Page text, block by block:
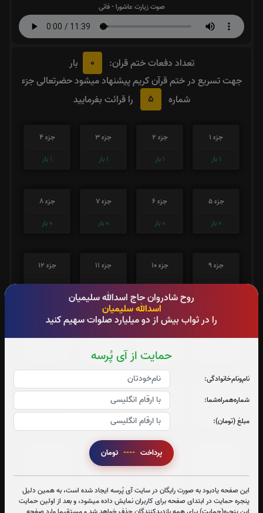
روح شادروان حاج اسدالله سلیمیان
اسدالله سلیمیان
را در ثواب بیش از دو میلیارد صلوات سهیم کنید
حمایت از آی پُرسه
نام‌و‌نام‌خانوادگی:
شماره‌همراه‌شما:
مبلغ (تومان):
پرداخت ----
این صفحه یادبود به صورت رایگان در سایت آی پُرسه ایجاد شده است، به همین دلیل
پنجره حمایت در ابتدای صفحه برای کاربران نمایش داده میشود، و بعد از اولین حمایت
صوت زیارت عاشورا - فانی
تعداد دفعات ختم قران: 0
بار
جهت تسریع در ختم قرآن کریم پیشنهاد میشود حضرتعالی جزء
شماره
5 را قرائت بفرمایید
جزء 1
1 بار
جزء 2
1 بار
جزء 3
1 بار
جزء 4
1 بار
جزء 5
0 بار
جزء 6
0 بار
جزء 7
0 بار
جزء 8
0 بار
جزء 9
0بار
جزء 10
0بار
جزء 11
0بار
جزء 12
0بار
بار
جزء 18
0بار
جزء 19
0بار
جزء 20
0بار
0بار
جزء 22
0بار
جزء 23
0بار
0بار